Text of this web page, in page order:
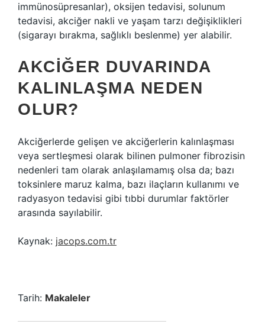
immünosüpresanlar), oksijen tedavisi, solunum
tedavisi, akciğer nakli ve yaşam tarzı değişiklikleri
(sigarayı bırakma, sağlıklı beslenme) yer alabilir.
AKCIĞER DUVARINDA
KALINLAŞMA NEDEN
OLUR?
Akciğerlerde gelişen ve akciğerlerin kalınlaşması
veya sertleşmesi olarak bilinen pulmoner fibrozisin
nedenleri tam olarak anlaşılamamış olsa da; bazı
toksinlere maruz kalma, bazı ilaçların kullanımı ve
radyasyon tedavisi gibi tıbbi durumlar faktörler
arasında sayılabilir.
Kaynak: jacops.com.tr
Tarih: Makaleler